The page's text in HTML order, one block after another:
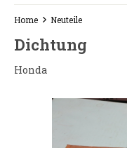
Home Neuteile
Dichtung
Honda